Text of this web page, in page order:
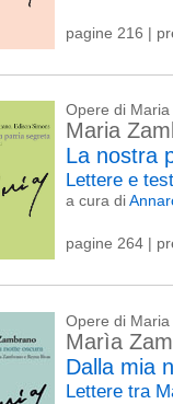
pagine 216 |
Opere di
Maria
La nostra
Lettere e
a cura di
pagine 264 |
Opere di
Marìa
Dalla mia
Lettere tra